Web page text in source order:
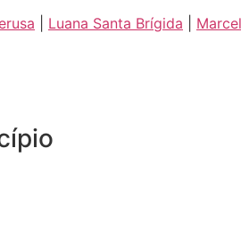
Luana Santa Brígida